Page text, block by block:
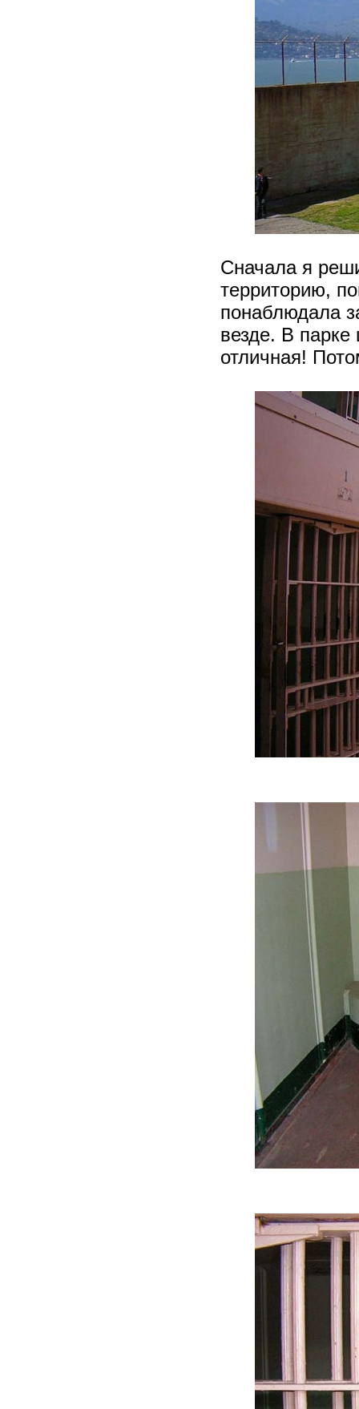
Сначала я
территорию,
понаблюдала
везде. В парке
отличная!